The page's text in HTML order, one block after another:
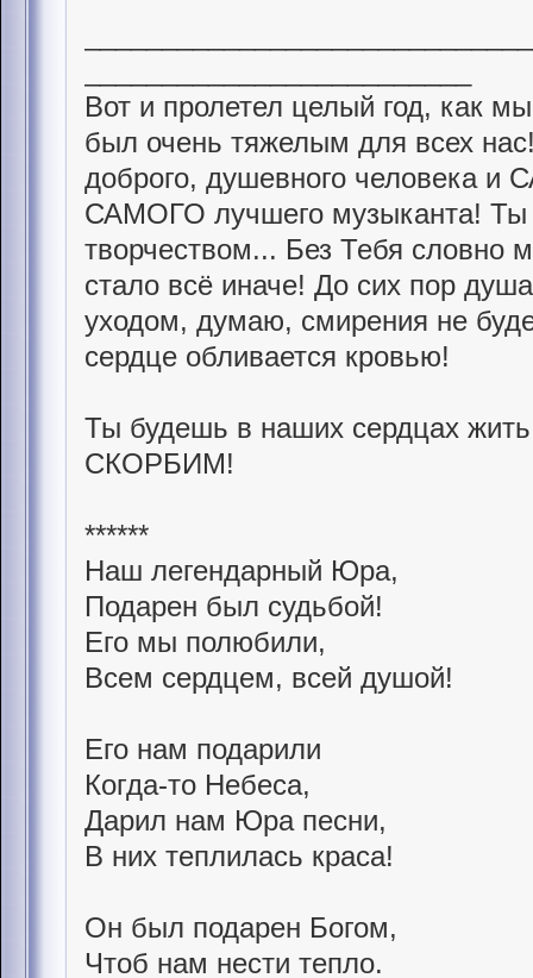
Вот и пролетел целый год, как
был очень тяжелым для всех
доброго, душевного человека
САМОГО лучшего музыканта! Ты
творчеством... Без Тебя словно
стало всё иначе! До сих пор
уходом, думаю, смирения не
сердце обливается кровью!
Ты будешь в наших сердцах
СКОРБИМ!
******
Наш легендарный Юра,
Подарен был судьбой!
Его мы полюбили,
Всем сердцем, всей душой!
Его нам подарили
Когда-то Небеса,
Дарил нам Юра песни,
В них теплилась краса!
Он был подарен Богом,
Чтоб нам нести тепло.